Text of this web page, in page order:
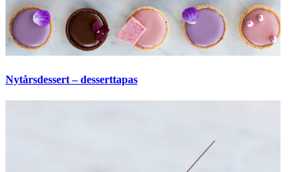
Nytårsdessert – desserttapas